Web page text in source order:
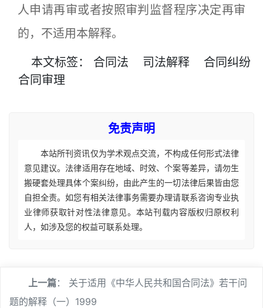
人申请再审或者按照审判监督程序决定再审
的，不适用本解释。
本文标签： 合同法 司法解释
合同纠纷
合同审理
免责声明
本站所刊资讯仅为学术观点交流，不构成任何形式法律
意见建议。法律适用存在地域、时效、个案等差异，请勿生
搬硬套处理具体个案纠纷，由此产生的一切法律后果皆由您
自担全责。如您有相关法律事务需要办理请联系咨询专业执
业律师获取针对性法律意见。本站刊载内容版权归原权利
人，如涉及您的权益可联系处理。
上一篇： 关于适用《中华人民共和国合同法》若干问
题的解释（一）1999